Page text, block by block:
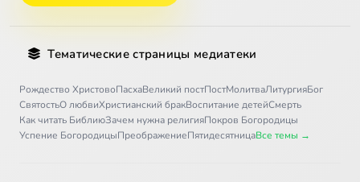
Тематические страницы медиатеки
Рождество ХристовоПасхаВеликий постПостМолитваЛитургияБог
СвятостьО любвиХристианский бракВоспитание детейСмерть
Как читать БиблиюЗачем нужна религияПокров Богородицы
Успение БогородицыПреображениеПятидесятницаВсе темы →